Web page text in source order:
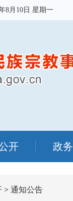
8月10日 星期一
开 政
> 通知公告